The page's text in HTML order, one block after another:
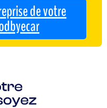
de votre